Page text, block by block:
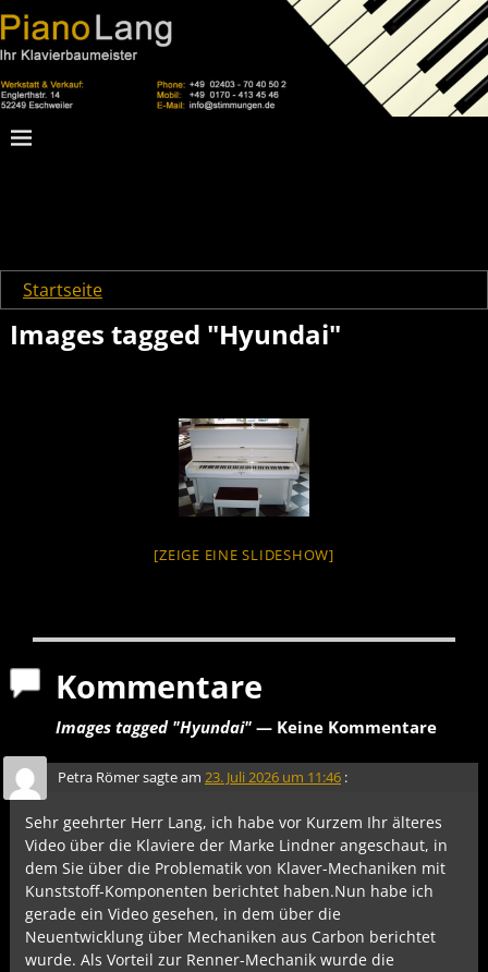
Startseite
Images tagged "Hyundai"
[ZEIGE EINE SLIDESHOW]
Kommentare
Images tagged "Hyundai"— Keine Kommentare
Petra Römersagte am 23. Juli 2026 um 11:46 :
Sehr geehrter Herr Lang, ich habe vor Kurzem Ihr älteres
Video über die Klaviere der Marke Lindner angeschaut, in
dem Sie über die Problematik von Klaver-Mechaniken mit
Kunststoff-Komponenten berichtet haben.Nun habe ich
gerade ein Video gesehen, in dem über die
Neuentwicklung über Mechaniken aus Carbon berichtet
wurde. Als Vorteil zur Renner-Mechanik wurde die